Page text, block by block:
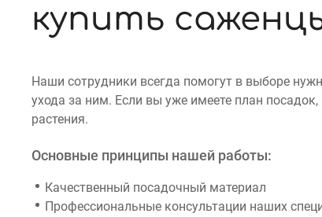
купить
Наши сотрудники всегда помогут в выборе
ухода за ним. Если вы уже имеете план
растения.
Основные принципы нашей работы:
Качественный посадочный материал
Профессиональные консультации наших